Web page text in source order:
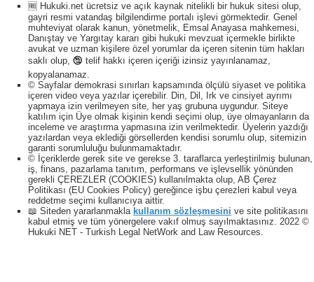
🆓 Hukuki.net ücretsiz ve açık kaynak nitelikli bir hukuk sitesi olup,
gayri resmi vatandaş bilgilendirme portalı işlevi görmektedir. Genel
muhteviyat olarak kanun, yönetmelik, Emsal Anayasa mahkemesi,
Danıştay ve Yargıtay kararı gibi hukuki mevzuat içermekle birlikte
avukat ve uzman kişilere özel yorumlar da içeren sitenin tüm hakları
saklı olup, 🕲 telif hakkı içeren içeriği izinsiz yayınlanamaz,
kopyalanamaz.
© Sayfalar demokrasi sınırları kapsamında ölçülü siyaset ve politika
içeren video veya yazılar içerebilir. Din, Dil, Irk ve cinsiyet ayrımı
yapmaya izin verilmeyen site, her yaş grubuna uygundur. Siteye
katılım için Üye olmak kişinin kendi seçimi olup, üye olmayanların da
inceleme ve araştırma yapmasına izin verilmektedir. Üyelerin yazdığı
yazılardan veya eklediği görsellerden kendisi sorumlu olup, sitemizin
garanti sorumluluğu bulunmamaktadır.
© İçeriklerde gerek site ve gerekse 3. taraflarca yerleştirilmiş bulunan,
iş, finans, pazarlama tanıtım, performans ve işlevsellik yönünden
gerekli ÇEREZLER (COOKIES) kullanılmakta olup, AB Çerez
Politikası (EU Cookies Policy) gereğince işbu çerezleri kabul veya
reddetme seçimi kullanıcıya aittir.
📖 Siteden yararlanmakla kullanım sözleşmesini ve site politikasını
kabul etmiş ve tüm yönergelere vakıf olmuş sayılmaktasınız. 2022 ©
Hukuki NET - Turkish Legal NetWork and Law Resources.